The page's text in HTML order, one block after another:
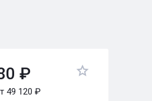
₽
49 120 ₽